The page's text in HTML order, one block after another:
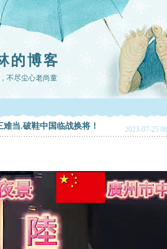
的博客
不尽尘心老尚童
当.破鞋中国临战换将！ 2023-07-25